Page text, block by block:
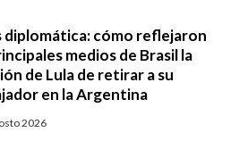
diplomática: cómo reflejaron
medios de Brasil la
de Lula de retirar a su
en la Argentina
2026